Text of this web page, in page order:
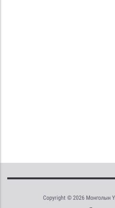
Copyright © 2026 Монголын